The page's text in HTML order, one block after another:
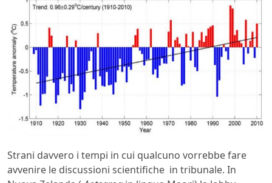
Strani davvero i tempi in cui qualcuno vorrebbe fare
avvenire le discussioni scientifiche in tribunale. In